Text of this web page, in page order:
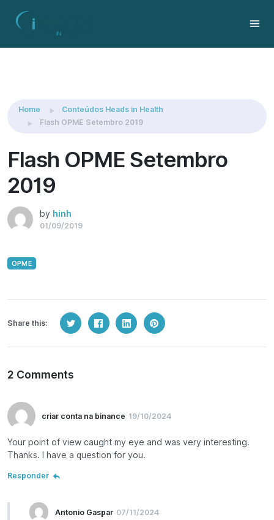
Home
Conteúdos Heads in Health
Flash OPME Setembro 2019
Flash OPME Setembro
2019
by hinh
01/09/2019
OPME
Share this:
2 Comments
criar conta na binance 19/10/2024
Your point of view caught my eye and was very interesting.
Thanks. I have a question for you.
Responder
Antonio Gaspar 07/11/2024